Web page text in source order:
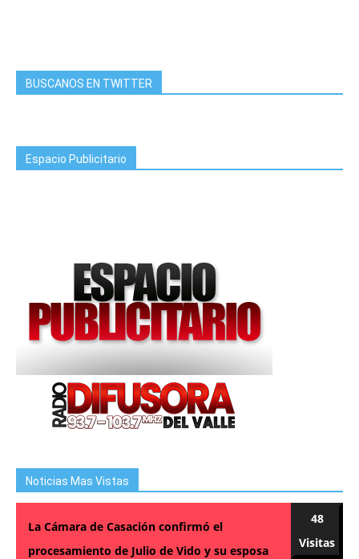
BUSCANOS EN TWITTER
Espacio Publicitario
Noticias Mas Vistas
La Cámara de Casación confirmó el
procesamiento de Julio de Vido y su esposa
48
Visitas